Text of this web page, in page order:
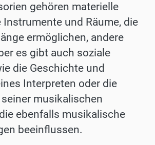
gehören materielle
Instrumente und Räume, die
ermöglichen, andere
es gibt auch soziale
die Geschichte und
Interpreten oder die
musikalischen
ebenfalls musikalische
beeinflussen.